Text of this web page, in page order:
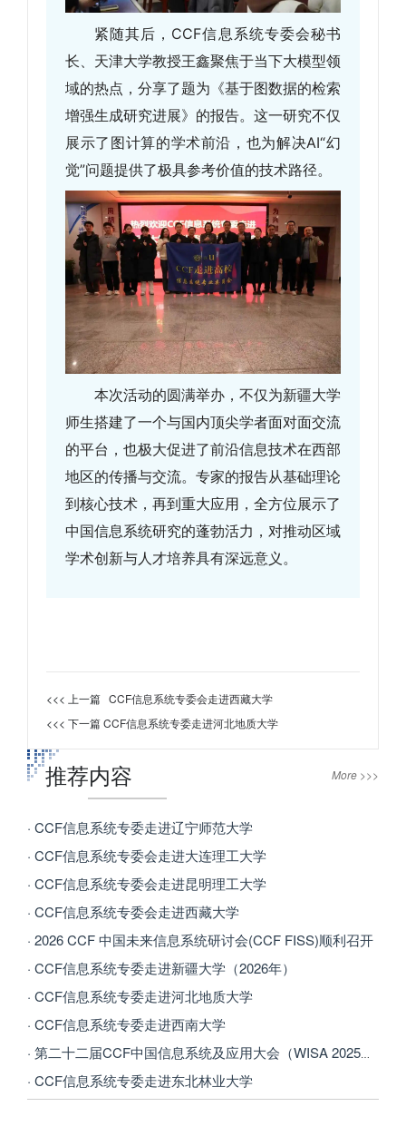
紧随其后， CCF信息系统专委会秘书
长、天津大学教授王鑫聚焦于当下大模型领
域的热点，分享了题为《基于图数据的检索
增强生成研究进展》的报告。这一研究不仅
展示了图计算的学术前沿，也为解决AI“幻
觉”问题提供了极具参考价值的技术路径。
本次活动的圆满举办，不仅为新疆大学
师生搭建了一个与国内顶尖学者面对面交流
的平台，也极大促进了前沿信息技术在西部
地区的传播与交流。专家的报告从基础理论
到核心技术，再到重大应用，全方位展示了
中国信息系统研究的蓬勃活力，对推动区域
学术创新与人才培养具有深远意义。
<<< 上一篇 CCF信息系统专委会走进西藏大学
<<< 下一篇CCF信息系统专委走进河北地质大学
推荐内容 More >>>
· CCF信息系统专委走进辽宁师范大学
· CCF信息系统专委会走进大连理工大学
· CCF信息系统专委会走进昆明理工大学
· CCF信息系统专委会走进西藏大学
· 2026 CCF 中国未来信息系统研讨会(CCF FISS)顺利召开
· CCF信息系统专委走进新疆大学（2026年）
· CCF信息系统专委走进河北地质大学
· CCF信息系统专委走进西南大学
· 第二十二届CCF中国信息系统及应用大会（WISA 2025）在西安召开
· CCF信息系统专委走进东北林业大学